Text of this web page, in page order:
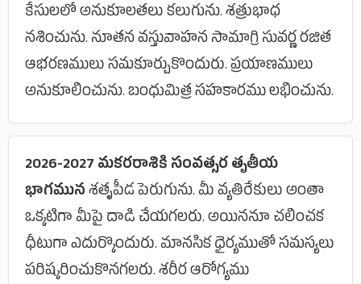
కేసులలో అనుకూలతలు కలుగును. శత్రుభాధ
నశించును. నూతన వస్తువాహన సామాగ్రి సువర్ణ రజిత
ఆభరణములు సమకూర్చుకొందురు. ప్రయాణములు
అనుకూలించును. బంధుమిత్ర సహకారము లభించును.
2026-2027 మకరరాశికి సంవత్సర తృతీయ
భాగమునశతృపీడ పెరుగును. మీ వ్యతిరేకులు అంతా
ఒక్కటిగా మీపై దాడి చేయగలరు. అయిననూ చలించక
ధీటుగా ఎదుర్కొందురు. మానసిక ధైర్యముతో సమస్యలు
పరిష్కరించుకొనగలరు. శరీర ఆరోగ్యము